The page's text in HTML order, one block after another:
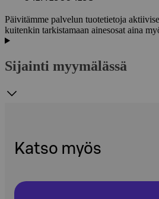
Päivitämme palvelun tuotetietoja
kuitenkin tarkistamaan ainesosat aina
Sijainti myymälässä
Katso myös